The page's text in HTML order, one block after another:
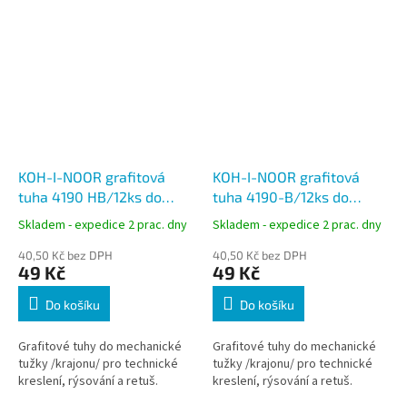
KOH-I-NOOR grafitová
tuha 4190 HB/12ks do
Versatil, tuha 2mm
Skladem - expedice 2 prac. dny
40,50 Kč bez DPH
49 Kč
Do košíku
Grafitové tuhy do mechanické
tužky /krajonu/ pro technické
kreslení, rýsování a retuš.
KOH-I-NOOR grafitová
tuha 4190-B/12ks do
Versatil, tuha 2mm
Skladem - expedice 2 prac. dny
40,50 Kč bez DPH
49 Kč
Do košíku
Grafitové tuhy do mechanické
tužky /krajonu/ pro technické
kreslení, rýsování a retuš.